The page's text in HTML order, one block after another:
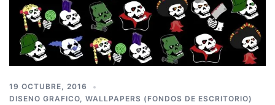
19 OCTUBRE, 2016
DISENO GRAFICO, WALLPAPERS (FONDOS DE ESCRITORIO)